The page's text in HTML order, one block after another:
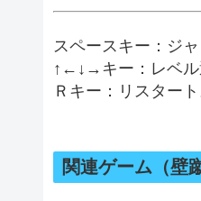
スペースキー：ジャ
↑←↓→キー：レベル
Ｒキー：リスタート
関連ゲーム（壁